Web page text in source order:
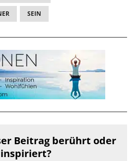
SEIN
Beitrag berührt oder
inspiriert?